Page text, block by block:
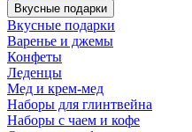
Вкусные подарки
Вкусные подарки
Варенье и джемы
Конфеты
Леденцы
Мед и крем-мед
Наборы для глинтвейна
Наборы с чаем и кофе